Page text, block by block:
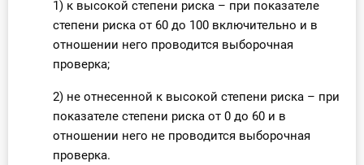
1) к высокой степени риска – при показателе
степени риска от 60 до 100 включительно и в
отношении него проводится выборочная
проверка;
2) не отнесенной к высокой степени риска – при
показателе степени риска от 0 до 60 и в
отношении него не проводится выборочная
проверка.